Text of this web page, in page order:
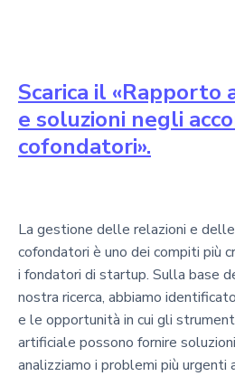
Scarica il «Rapporto
e soluzioni negli
cofondatori».
La gestione delle relazioni e
cofondatori è uno dei compiti più
i fondatori di startup. Sulla base
nostra ricerca, abbiamo
e le opportunità in cui gli
artificiale possono fornire
analizziamo i problemi più